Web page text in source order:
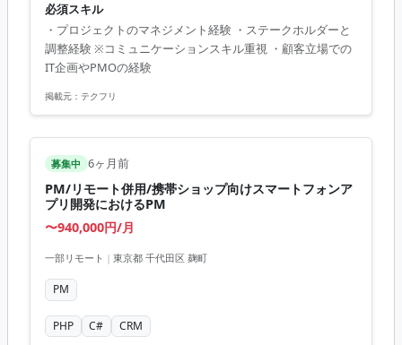
必須スキル
・プロジェクトのマネジメント経験 ・ステークホルダーと
調整経験 ※コミュニケーションスキル重視 ・顧客立場での
IT企画やPMOの経験
掲載元： テクフリ
募集中 6ヶ月前
PM/リモート併用/携帯ショップ向けスマートフォンア
プリ開発におけるPM
〜940,000円/月
一部リモート | 東京都 千代田区 麹町
PM
PHP C# CRM